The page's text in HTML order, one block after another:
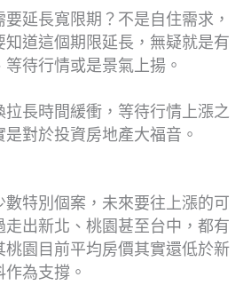
延長寬限期？不是自住需求，
道這個期限延長，無疑就是有
待行情或是景氣上揚。
長時間緩衝，等待行情上漲之
對於投資房地產大福音。
數特別個案，未來要往上漲的可
出新北、桃園甚至台中，都有
園目前平均房價其實還低於新
為支撐。